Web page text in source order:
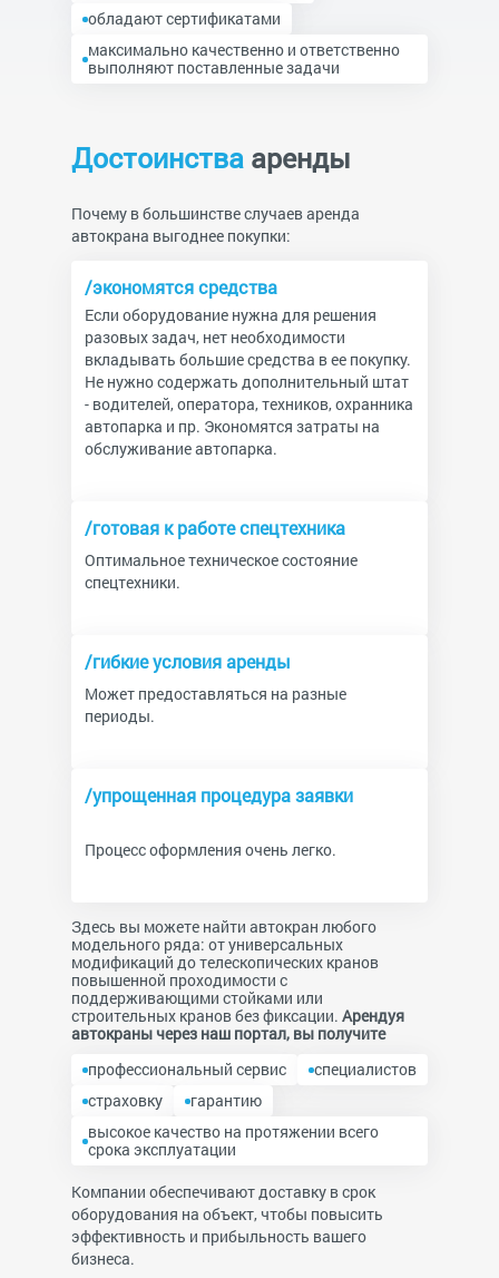
обладают сертификатами
максимально качественно и ответственно
выполняют поставленные задачи
Достоинства аренды
Почему в большинстве случаев аренда
автокрана выгоднее покупки:
/экономятся средства
Если оборудование нужна для решения
разовых задач, нет необходимости
вкладывать большие средства в ее покупку.
Не нужно содержать дополнительный штат
- водителей, оператора, техников, охранника
автопарка и пр. Экономятся затраты на
обслуживание автопарка.
/готовая к работе спецтехника
Оптимальное техническое состояние
спецтехники.
/гибкие условия аренды
Может предоставляться на разные
периоды.
/упрощенная процедура заявки
Процесс оформления очень легко.
Здесь вы можете найти автокран любого
модельного ряда: от универсальных
модификаций до телескопических кранов
повышенной проходимости с
поддерживающими стойками или
строительных кранов без фиксации. Арендуя
автокраны через наш портал, вы получите
профессиональный сервис
специалистов
страховку
гарантию
высокое качество на протяжении всего
срока эксплуатации
Компании обеспечивают доставку в срок
оборудования на объект, чтобы повысить
эффективность и прибыльность вашего
бизнеса.